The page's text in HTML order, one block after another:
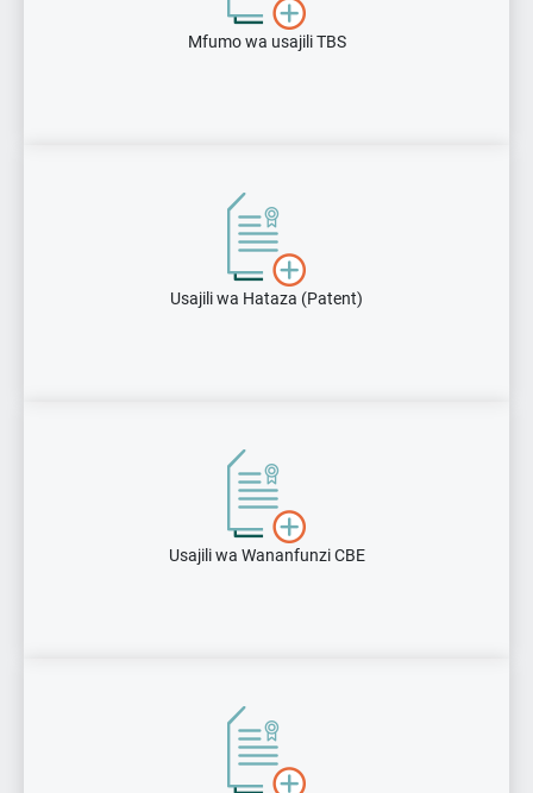
Mfumo wa usajili TBS
Usajili wa Hataza (Patent)
Usajili wa Wananfunzi CBE